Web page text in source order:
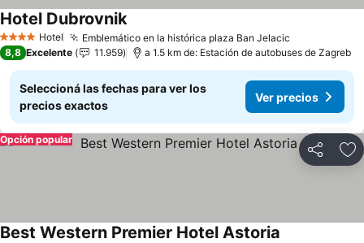
4 EstrellasHotel Emblemático en la histórica plaza Ban Jelacic
Hotel Dubrovnik
8,8 Excelente 11.959 a 1.5 km de: Estación de autobuses de Zagreb
Seleccioná las fechas para ver los
precios exactos
Ver precios
Compartir
Opción popular
Best Western Premier Hotel Astoria